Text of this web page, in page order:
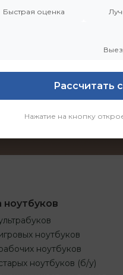
ноутбуков
ноутбуков
ноутбуков
ноутбуков (б/у)
Быстрая оценка
Рассчитать
Нажатие на кнопку